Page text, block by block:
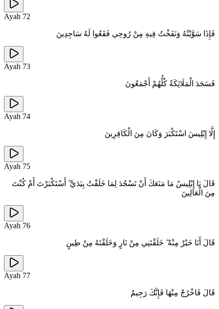
Ayah 72
فَإِذَا سَوَّيْتُهُ وَنَفَخْتُ فِيهِ مِنْ رُوحِي فَقَعُوا لَهُ سَاجِدِينَ
Ayah 73
فَسَجَدَ الْمَلَائِكَةُ كُلُّهُمْ أَجْمَعُونَ
Ayah 74
إِلَّا إِبْلِيسَ اسْتَكْبَرَ وَكَانَ مِنَ الْكَافِرِينَ
Ayah 75
قَالَ يَا إِبْلِيسُ مَا مَنَعَكَ أَنْ تَسْجُدَ لِمَا خَلَقْتُ بِيَدَيَّ ۖ أَسْتَكْبَرْتَ أَمْ كُنْتَ
مِنَ الْعَالِينَ
Ayah 76
قَالَ أَنَا خَيْرٌ مِنْهُ ۖ خَلَقْتَنِي مِنْ نَارٍ وَخَلَقْتَهُ مِنْ طِينٍ
Ayah 77
قَالَ فَاخْرُجْ مِنْهَا فَإِنَّكَ رَجِيمٌ